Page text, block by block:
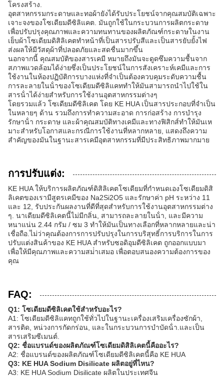
โครงสร้าง.
อุตสาหกรรมกระดาษและทอผ้ายังได้รับประโยชน์จากคุณสมบัติเฉพาะ
เจาะจงของโซเดียมดีซิลิแคต. มันถูกใช้ในกระบวนการผลิตกระดาษ
เพื่อปรับปรุงคุณภาพและความทนทานของผลิตภัณฑ์กระดาษในงาน
เย็บผ้าโซเดียมดิสิลิเคตทําหน้าที่เป็นสารปรับสีและเป็นสารยับยั้งไฟ
ส่งผลให้มีวัสดุผ้าที่ปลอดภัยและสดชื่นมากขึ้น
นอกจากนี้ คุณสมบัติของสารเคมี หมายถึงมันจะดูดซึมความชื้นจาก
สภาพแวดล้อมได้ง่ายซึ่งเป็นประโยชน์ในการสังเคราะห์เคมีและการ
ใช้งานในห้องปฏิบัติการบางแห่งที่จําเป็นต้องควบคุมระดับความชื้น
การละลายในน้ําของโซเดียมดีซิลิแคททําให้มันสามารถนําไปใช้ใน
สารน้ําได้ง่ายสําหรับการใช้งานอุตสาหกรรมต่างๆ
โดยรวมแล้ว โซเดียมดีซิลิเคต โดย KE HUA เป็นสารประกอบที่จําเป็น
ในหลายๆ ด้าน รวมถึงการทําความสะอาด การก่อสร้าง การบํารุง
รักษาน้ํา กระดาษ และผ้าคุณสมบัติทางเคมีและทางฟิสิกส์ทําให้มันเห
มาะสําหรับโอกาสและกรณีการใช้งานที่หลากหลาย, แสดงถึงความ
สําคัญของมันในฐานะสารเคมีอุตสาหกรรมที่มีประสิทธิภาพมากมาย
การปรับแต่ง:
KE HUA ให้บริการผลิตภัณฑ์ดิสิลิเคตโซเดียมที่กําหนดเองโซเดียมดิสิ
ลิเคตของเรามีสูตรเคมีของ Na2Si2O5 และรักษาค่า pH ระหว่าง 11
และ 12, รับประกันผลงานที่ดีที่สุดสําหรับการใช้งานอุตสาหกรรมต่าง
ๆ. นาเดียมดีซิลิเคตนี้ไม่มีกลิ่น, สามารถละลายในน้ํา, และมีความ
หนาแน่น 2.44 กรัม / ซม 3 ทําให้มันเป็นทางเลือกที่หลากหลายและน่า
เชื่อถือ.ไม่ว่าคุณต้องการการปรับปรุงในการบริสุทธิ์การบริการในการ
ปรับแต่งสินค้าของ KE HUA สําหรับซอดิอุมดีซิลิเคต ถูกออกแบบมา
เพื่อให้มีคุณภาพและความสม่ําเสมอ เพื่อตอบสนองความต้องการของ
คุณ
FAQ:
Q1: โซเดียมดีซิลิเคตใช้สําหรับอะไร?
A1: โซเดียมดีซิลิแคทถูกใช้ทั่วไปในฐานะเครื่องเสริมเครื่องซักผ้า,
สารติด, หน่วงการกัดกร่อน, และในกระบวนการบําบัดน้ํา.และเป็น
สารเสริมซีเมนต์.
Q2: ชื่อแบรนด์ของผลิตภัณฑ์โซเดียมดิสิลิเคตนี้คืออะไร?
A2: ชื่อแบรนด์ของผลิตภัณฑ์โซเดียมดีซิลิเคตนี้คือ KE HUA
Q3: KE HUA Sodium Disilicate ผลิตอยู่ที่ไหน?
A3: KE HUA Sodium Disilicate ผลิตในประเทศจีน